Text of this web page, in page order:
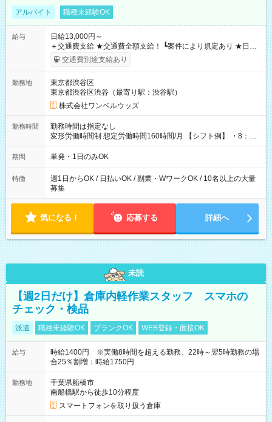
アルバイト 職種未経験OK
給与
日給13,000円～
＋交通費支給 ★交通費全額支給！ ┗案件により規定あり ★日払
いOK！（規定あり） ┗働いたその日に現金GET♪ お仕事後はコ
ンビニATMから 日払い分を引き落とせます！ 【試用期間】試
交通費別途支給あり
勤務地
東京都渋谷区
東京都渋谷区渋谷（最寄り駅：渋谷駅）
株式会社ワンベルウッズ
勤務時間
勤務時間は指定なし
変形労働時間制 想定労働時間160時間/月 【シフト例】 ・8：00
～21：00
期間 単発・1日のみOK
特徴
週1日からOK / 日払いOK / 副業・WワークOK / 10名以上の大量
募集
気になる！ 応募する 詳細へ
未読
【週2日だけ】倉庫内軽作業スタッフ スマホの
チェック・検品
派遣 職種未経験OK ブランクOK WEB登録・面接OK
給与
時給1400円 ※実働8時間を超える勤務、22時～翌5時勤務の場
合25％割増：時給1750円
勤務地
千葉県船橋市
南船橋駅から徒歩10分程度
スマートフォンを取り扱う倉庫